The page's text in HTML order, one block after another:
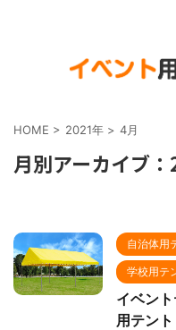
HOME > 2021年 > 4月
月別アーカイブ
自治体用
学校用テ
イベン
用テン